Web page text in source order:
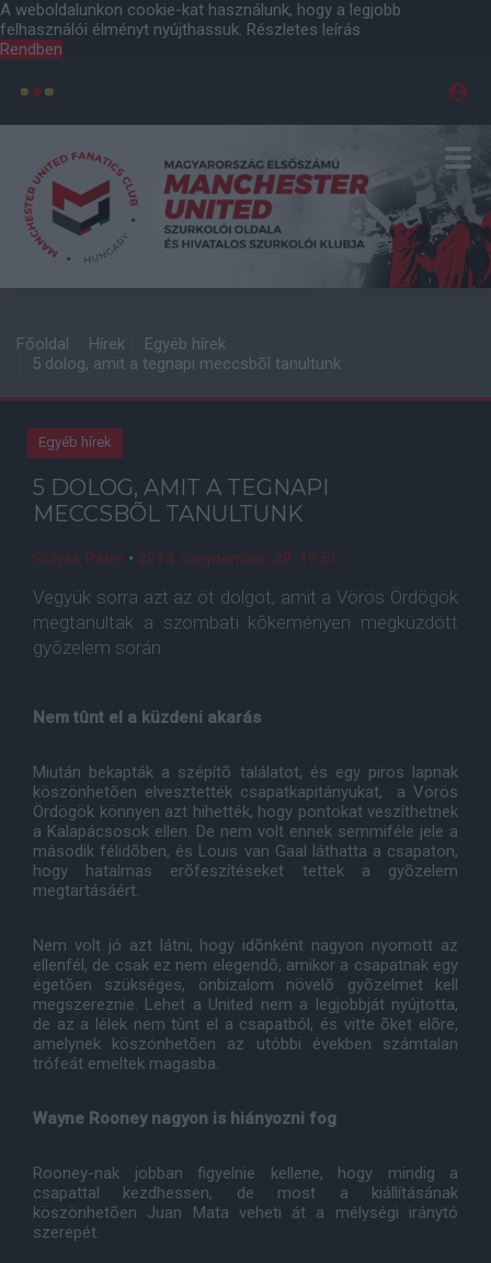
A weboldalunkon cookie-kat használunk, hogy a legjobb
felhasználói élményt nyújthassuk. Részletes leírás
Rendben
Főoldal Hírek
Egyéb hírek
5 dolog, amit a tegnapi meccsbõl tanultunk
Egyéb hírek
5 DOLOG, AMIT A TEGNAPI
MECCSBÕL TANULTUNK
Gulyás Péter • 2014. szeptember. 28. 19:51
Vegyük sorra azt az öt dolgot, amit a Vörös Ördögök
megtanultak a szombati kõkeményen megküzdött
gyõzelem során.
Nem tûnt el a küzdeni akarás
Miután bekapták a szépítõ találatot, és egy piros lapnak
köszönhetõen elvesztették csapatkapitányukat, a Vörös
Ördögök könnyen azt hihették, hogy pontokat veszíthetnek
a Kalapácsosok ellen. De nem volt ennek semmiféle jele a
második félidõben, és Louis van Gaal láthatta a csapaton,
hogy hatalmas erõfeszítéseket tettek a gyõzelem
megtartásáért.
Nem volt jó azt látni, hogy idõnként nagyon nyomott az
ellenfél, de csak ez nem elegendõ, amikor a csapatnak egy
égetõen szükséges, önbizalom növelõ gyõzelmet kell
megszereznie. Lehet a United nem a legjobbját nyújtotta,
de az a lélek nem tûnt el a csapatból, és vitte õket elõre,
amelynek köszönhetõen az utóbbi években számtalan
trófeát emeltek magasba.
Wayne Rooney nagyon is hiányozni fog
Rooney-nak jobban figyelnie kellene, hogy mindig a
csapattal kezdhessen, de most a kiállításának
köszönhetõen Juan Mata veheti át a mélységi iránytó
szerepét.